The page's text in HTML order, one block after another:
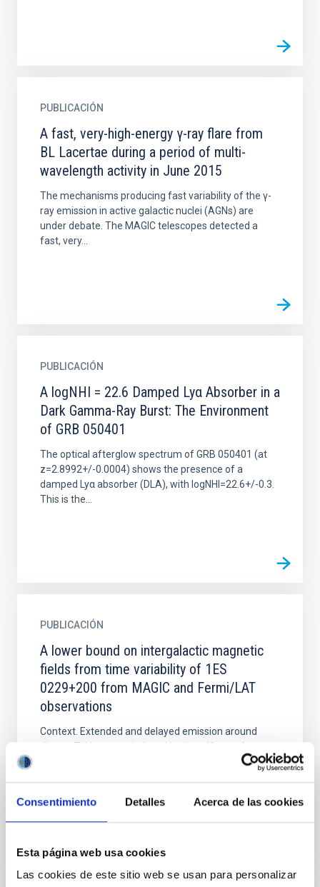
Consentimiento Detalles Acerca de las cookies
Esta página web usa cookies
Las cookies de este sitio web se usan para personalizar
PUBLICACIÓN
A fast, very-high-energy γ-ray flare from
BL Lacertae during a period of multi-
wavelength activity in June 2015
The mechanisms producing fast variability of the γ-
ray emission in active galactic nuclei (AGNs) are
under debate. The MAGIC telescopes detected a
fast, very...
PUBLICACIÓN
A logNHI = 22.6 Damped Lyα Absorber in a
Dark Gamma-Ray Burst: The Environment
of GRB 050401
The optical afterglow spectrum of GRB 050401 (at
z=2.8992+/-0.0004) shows the presence of a
damped Lyα absorber (DLA), with logNHI=22.6+/-0.3.
This is the...
PUBLICACIÓN
A lower bound on intergalactic magnetic
fields from time variability of 1ES
0229+200 from MAGIC and Fermi/LAT
observations
Context. Extended and delayed emission around
distant TeV sources induced by the effects of
propagation of γ ray s through the intergalactic